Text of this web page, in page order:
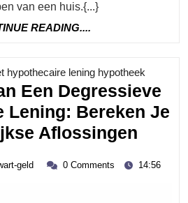
van een huis.{...}
READING....
hypothecaire lening hypotheek
Een Degressieve
Lening: Bereken Je
Aflossingen
Een
geld
zwart- 0 Comments 14:56